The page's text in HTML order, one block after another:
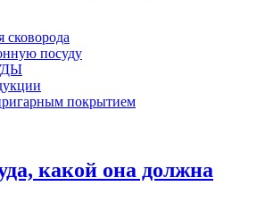
сковорода
посуду
покрытием
какой она должна